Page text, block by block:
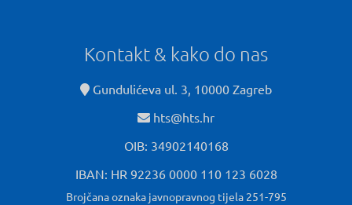
Kontakt & kako do nas
Gundulićeva ul. 3, 10000 Zagreb
hts@hts.hr
OIB: 34902140168
IBAN: HR 92236 0000 110 123 6028
Brojčana oznaka javnopravnog tijela 251-795